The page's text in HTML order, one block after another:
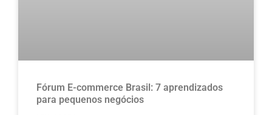
Fórum E-commerce Brasil: 7 aprendizados
para pequenos negócios